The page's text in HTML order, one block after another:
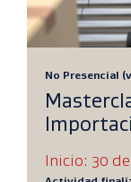
No Presencial
Inicio: 30